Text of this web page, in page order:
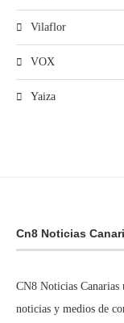
Vilaflor
VOX
Yaiza
Cn8 Noticias
CN8 Noticias
noticias y medios de